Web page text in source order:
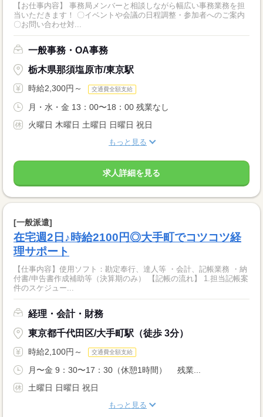
【お仕事内容】 事務局メンバーと相談しながら幅広い事務業務を担
当いただきます！ 〇イベントや会議の日程調整・参加者へのご案内
〇お問い合わせ対...
一般事務・OA事務
栃木県那須塩原市/東京駅
時給2,300円～ 交通費全額支給
月・水・金 13：00〜18：00 残業なし
火曜日 木曜日 土曜日 日曜日 祝日
もっと見る
求人詳細を見る
[一般派遣]
在宅週2日♪時給2100円◎大手町でコツコツ経
理サポート
【仕事内容】使用ソフト：勘定奉行、達人等 ・会計、記帳業務 ・納
付書/申告書作成補助等（決算期のみ） 【記帳の流れ】 1.担当記帳案
件のスケジュー...
経理・会計・財務
東京都千代田区/大手町駅（徒歩 3分）
時給2,100円～ 交通費全額支給
月〜金 9：30〜17：30（休憩1時間） 残業...
土曜日 日曜日 祝日
もっと見る